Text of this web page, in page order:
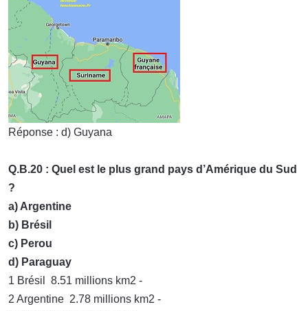
Réponse : d) Guyana
Q.B.20 : Quel est le plus grand pays d’Amérique du Sud
?
a) Argentine
b) Brésil
c) Perou
d) Paraguay
1 Brésil
8.51 millions km2 -
2 Argentine 2.78 millions km2 -